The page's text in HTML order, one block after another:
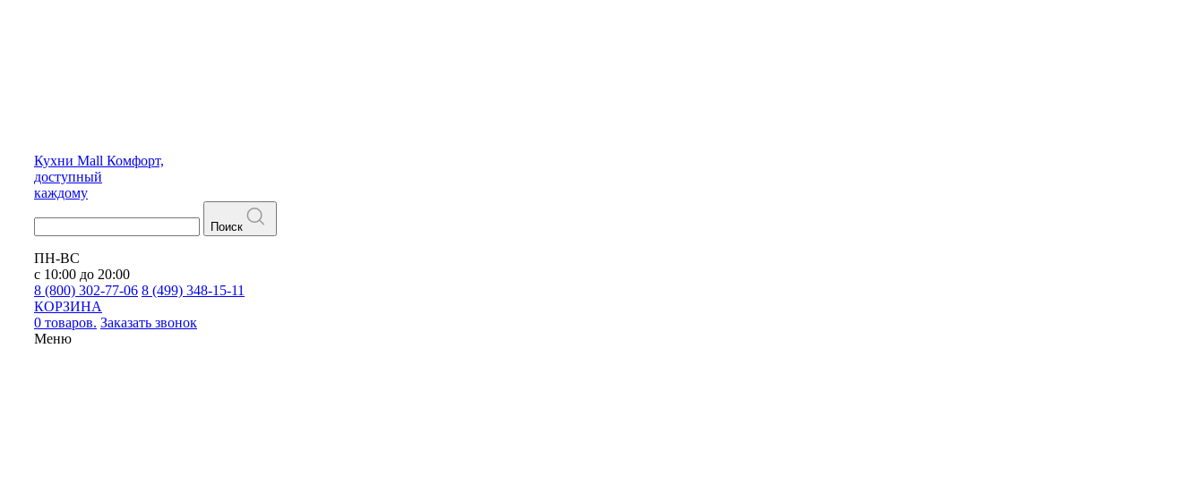
Кухни Mall Комфорт,
доступный
каждому
Поиск
ПН-ВС
с 10:00 до 20:00
8 (800) 302-77-06 8 (499) 348-15-11
КОРЗИНА
0 товаров. Заказать звонок
Меню